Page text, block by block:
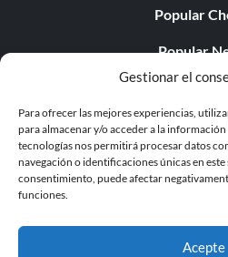
Gestionar el
Para ofrecer las mejores experiencias,
para almacenar y/o acceder a la
tecnologías nos permitirá procesar datos
navegación o identificaciones únicas en
consentimiento, puede afectar
funciones.
Acepte
Popular
Popular
Popular
Popular Free
LATEST